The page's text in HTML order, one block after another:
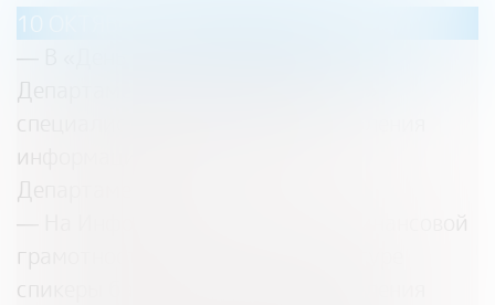
10 ОКТЯБРЯ 2023:
— В «День открытых дверей в
Департаменте финансов области»
специалист подрастающего поколения
информацией о деятельности
Департамента;
— На Информационном дне по финансовой
грамотности и финансовой культуре
спикеры банковской сферы, Отделения